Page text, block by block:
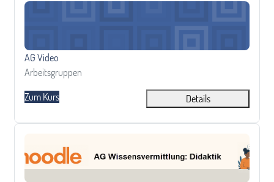
AG Video
Kursname
AG Video
Kursbereich
Arbeitsgruppen
Zum Kurs
Details